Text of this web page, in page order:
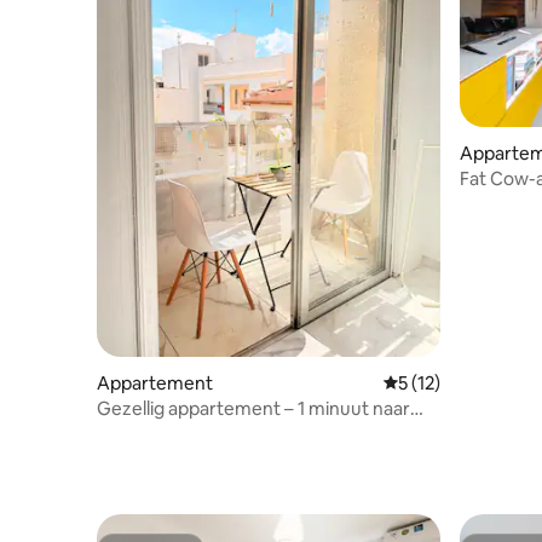
Appartement Gemiddelde
5 (12)
Gezellig appartement – 1 minuut naar
Fat Cow-